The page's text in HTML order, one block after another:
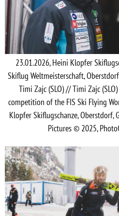
23.01.2026, Heini Klopfer
Skiflug Weltmeisterschaft,
Timi Zajc (SLO) // Timi Zajc
competition of the FIS Ski Flying
Klopfer Skiflugschanze, Oberstdorf,
Pictures © 2025,